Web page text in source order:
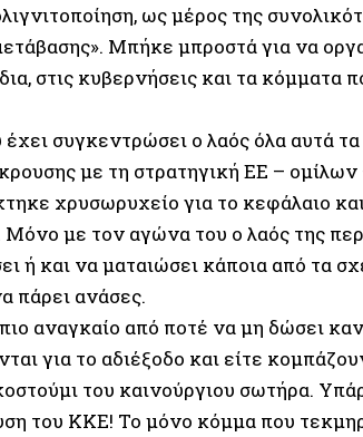
ως μέρος της
Μπήκε μπροστά για να
στις κυβερνήσεις και τα κόμματα
συγκεντρώσει ο λαός όλα αυτά
με τη στρατηγική ΕΕ –
χρυσωρυχείο για το κεφάλαιο
Μόνο με τον αγώνα του ο λαός της
ή και να ματαιώσει κάποια από τα
πάρει ανάσες.
αναγκαίο από ποτέ να μη δώσει
για το αδιέξοδο και είτε
του καινούργιου σωτήρα.
του ΚΚΕ! Το μόνο κόμμα που